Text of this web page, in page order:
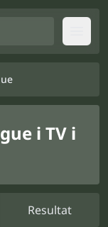
i TV i
Resultat